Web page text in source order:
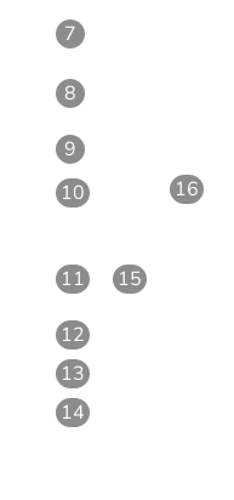
7
8
9
10
11
12
13
14
15
16